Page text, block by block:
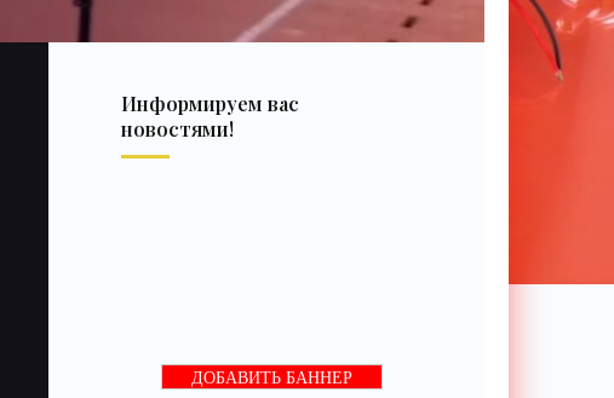
Информируем вас
новостями!
ДОБАВИТЬ БАННЕР